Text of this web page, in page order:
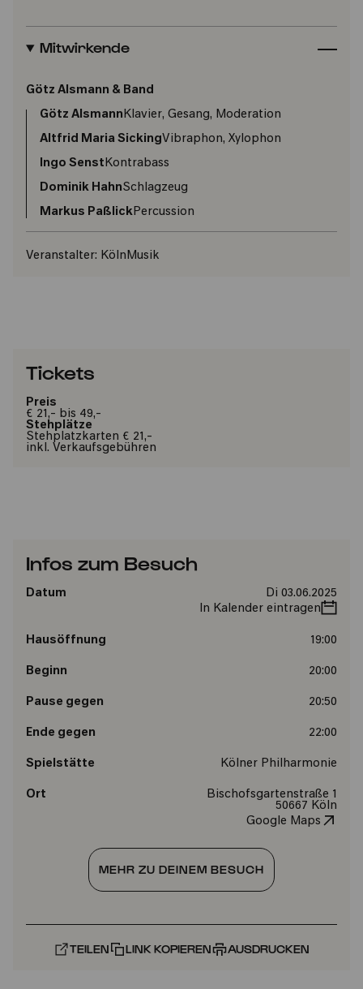
Mitwirkende
Götz Alsmann & Band
Götz AlsmannKlavier, Gesang, Moderation
Altfrid Maria SickingVibraphon, Xylophon
Ingo SenstKontrabass
Dominik HahnSchlagzeug
Markus PaßlickPercussion
Veranstalter: KölnMusik
Tickets
Preis
€ 21,- bis 49,-
Stehplätze
Stehplatzkarten € 21,-
inkl. Verkaufsgebühren
Infos zum Besuch
Datum
Di 03.06.2025
In Kalender eintragen
Hausöffnung 19:00
Beginn 20:00
Pause gegen 20:50
Ende gegen 22:00
Spielstätte Kölner Philharmonie
Ort
Bischofsgartenstraße 1
50667 Köln
Google Maps
MEHR ZU DEINEM BESUCH
TEILEN LINK KOPIEREN AUSDRUCKEN